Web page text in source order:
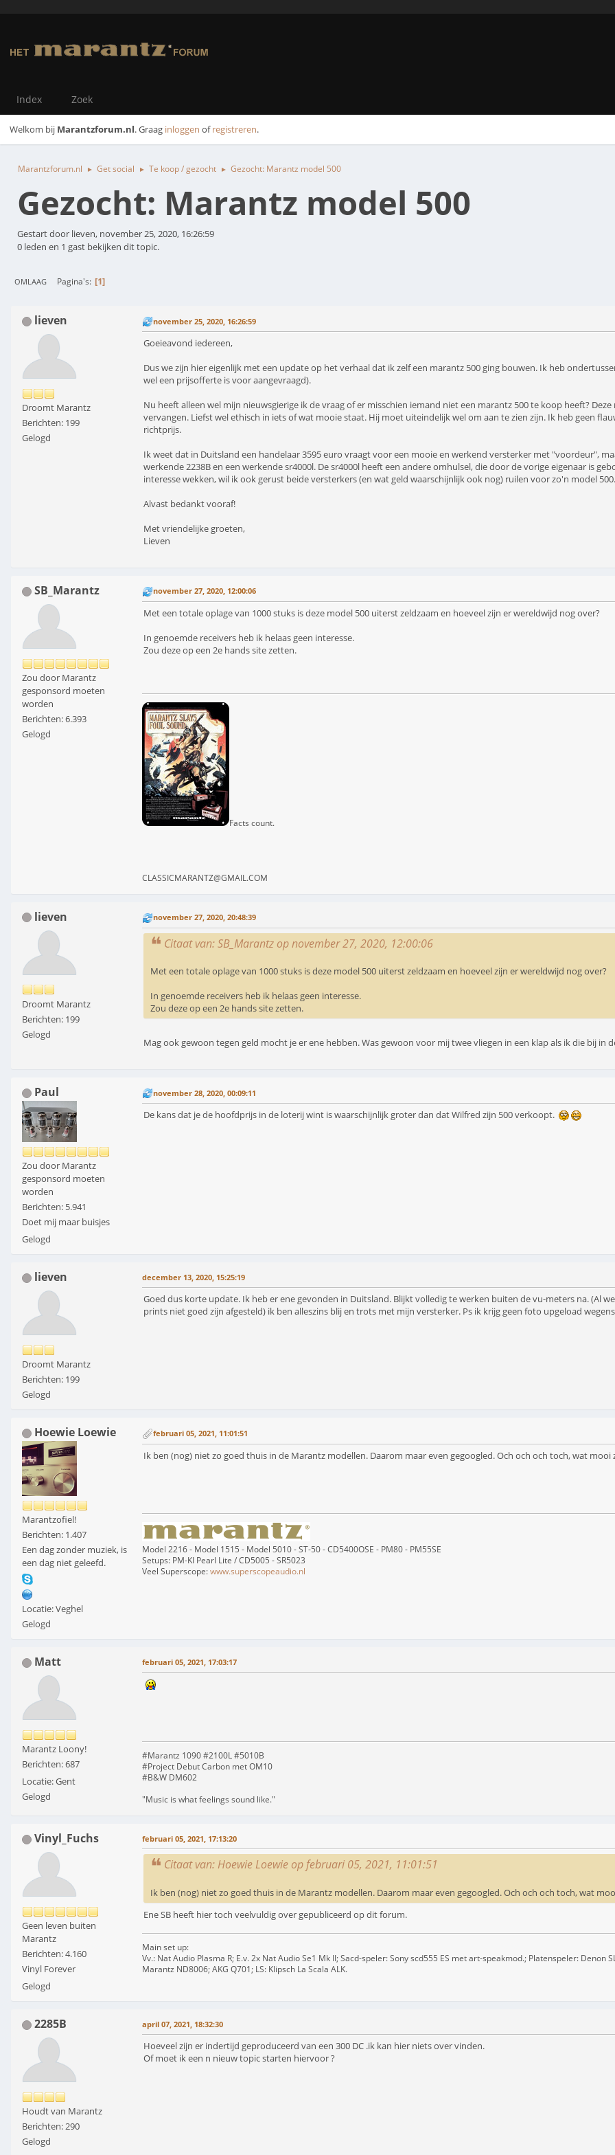
Index Zoek
Welkom bij Marantzforum.nl. Graag inloggen ofregistreren.
Marantzforum.nl ► Get social ► Te koop / gezocht ► Gezocht: Marantz model 500
Gezocht: Marantz model 500
Gestart door lieven, november 25, 2020, 16:26:59
0 leden en 1 gast bekijken dit topic.
OMLAAG Pagina's 1
lieven
Droomt Marantz
Berichten: 199
Gelogd
november 25, 2020, 16:26:59
Goeieavond iedereen,
Dus we zijn hier eigenlijk met een update op het verhaal dat ik zelf een marantz 500 ging bouwen. Ik heb
wel een prijsofferte is voor aangevraagd).
Nu heeft alleen wel mijn nieuwsgierige ik de vraag of er misschien iemand niet een marantz 500 te koop heeft?
vervangen. Liefst wel ethisch in iets of wat mooie staat. Hij moet uiteindelijk wel om aan te zien zijn. Ik heb geen
richtprijs.
Ik weet dat in Duitsland een handelaar 3595 euro vraagt voor een mooie en werkend versterker met "voordeur",
werkende 2238B en een werkende sr4000l. De sr4000l heeft een andere omhulsel, die door de vorige eigenaar is
interesse wekken, wil ik ook gerust beide versterkers (en wat geld waarschijnlijk ook nog) ruilen voor zo'n model 500.
Alvast bedankt vooraf!
Met vriendelijke groeten,
Lieven
SB_Marantz
Zou door Marantz
gesponsord moeten
worden
Berichten: 6.393
Gelogd
november 27, 2020, 12:00:06
Met een totale oplage van 1000 stuks is deze model 500 uiterst zeldzaam en hoeveel zijn er wereldwijd nog over?
In genoemde receivers heb ik helaas geen interesse.
Zou deze op een 2e hands site zetten.
Facts count.
CLASSICMARANTZ@GMAIL.COM
lieven
Droomt Marantz
Berichten: 199
Gelogd
november 27, 2020, 20:48:39
Citaat van: SB_Marantz op november 27, 2020, 12:00:06
Met een totale oplage van 1000 stuks is deze model 500 uiterst zeldzaam en hoeveel zijn er wereldwijd nog over?
In genoemde receivers heb ik helaas geen interesse.
Zou deze op een 2e hands site zetten.
Mag ook gewoon tegen geld mocht je er ene hebben. Was gewoon voor mij twee vliegen in een klap als ik die bij in
Paul
Zou door Marantz
gesponsord moeten
worden
Berichten: 5.941
Doet mij maar buisjes
Gelogd
november 28, 2020, 00:09:11
De kans dat je de hoofdprijs in de loterij wint is waarschijnlijk groter dan dat Wilfred zijn 500 verkoopt.
lieven
Droomt Marantz
Berichten: 199
Gelogd
december 13, 2020, 15:25:19
Goed dus korte update. Ik heb er ene gevonden in Duitsland. Blijkt volledig te werken buiten de vu-meters na. (Al
prints niet goed zijn afgesteld) ik ben alleszins blij en trots met mijn versterker. Ps ik krijg geen foto upgeload
Hoewie Loewie
Marantzofiel!
Berichten: 1.407
Een dag zonder muziek, is
een dag niet geleefd.
Locatie: Veghel
Gelogd
februari 05, 2021, 11:01:51
Ik ben (nog) niet zo goed thuis in de Marantz modellen. Daarom maar even gegoogled. Och och och toch, wat
Model 2216 - Model 1515 - Model 5010 - ST-50 - CD5400OSE - PM80 - PM55SE
Setups: PM-KI Pearl Lite / CD5005 - SR5023
Veel Superscope:www.superscopeaudio.nl
Matt
Marantz Loony!
Berichten: 687
Locatie: Gent
Gelogd
februari 05, 2021, 17:03:17
#Marantz 1090 #2100L #5010B
#Project Debut Carbon met OM10
#B&W DM602
"Music is what feelings sound like."
Vinyl_Fuchs
Geen leven buiten
Marantz
Berichten: 4.160
Vinyl Forever
Gelogd
februari 05, 2021, 17:13:20
Citaat van: Hoewie Loewie op februari 05, 2021, 11:01:51
Ik ben (nog) niet zo goed thuis in de Marantz modellen. Daarom maar even gegoogled. Och och och toch, wat
Ene SB heeft hier toch veelvuldig over gepubliceerd op dit forum.
Main set up:
Vv.: Nat Audio Plasma R; E.v. 2x Nat Audio Se1 Mk II; Sacd-speler: Sony scd555 ES met art-speakmod.; Platenspeler: Denon
Marantz ND8006; AKG Q701; LS: Klipsch La Scala ALK.
2285B
Houdt van Marantz
Berichten: 290
Gelogd
april 07, 2021, 18:32:30
Hoeveel zijn er indertijd geproduceerd van een 300 DC .ik kan hier niets over vinden.
Of moet ik een n nieuw topic starten hiervoor ?